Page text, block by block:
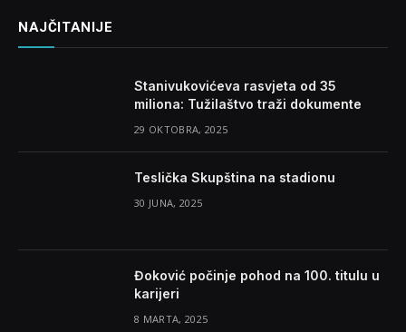
NAJČITANIJE
Stanivukovićeva rasvjeta od 35
miliona: Tužilaštvo traži dokumente
29 OKTOBRA, 2025
Teslička Skupština na stadionu
30 JUNA, 2025
Đoković počinje pohod na 100. titulu u
karijeri
8 MARTA, 2025